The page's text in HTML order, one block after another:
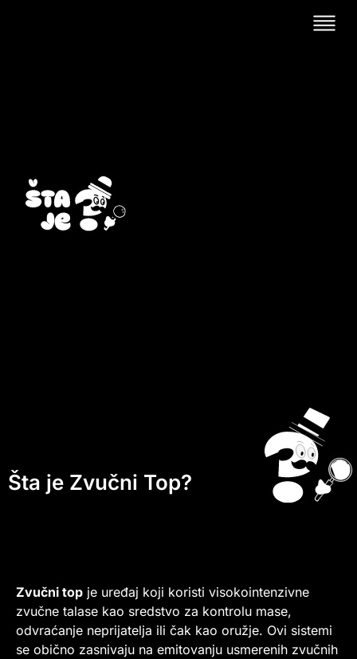
Šta je Zvučni Top?
Zvučni top je uređaj koji koristi visokointenzivne
zvučne talase kao sredstvo za kontrolu mase,
odvraćanje neprijatelja ili čak kao oružje. Ovi sistemi
se obično zasnivaju na emitovanju usmerenih zvučnih